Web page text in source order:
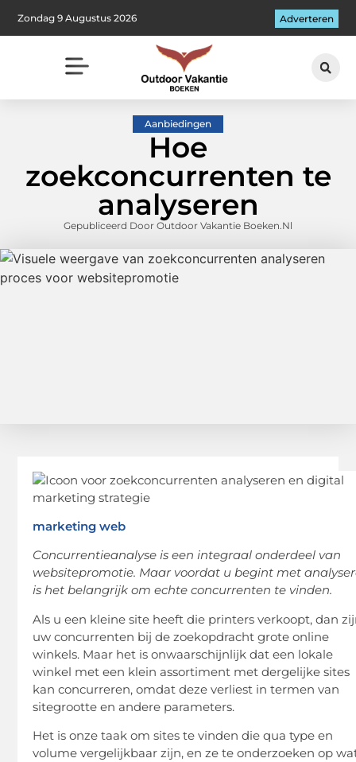
Zondag 9 Augustus 2026 Adverteren
Aanbiedingen
Hoe
zoekconcurrenten te
analyseren
Gepubliceerd Door Outdoor Vakantie Boeken.nl
marketing web
Concurrentieanalyse is een integraal onderdeel van
websitepromotie. Maar voordat u begint met
is het belangrijk om echte concurrenten te vinden.
Als u een kleine site heeft die printers verkoopt, dan
uw concurrenten bij de zoekopdracht grote online
winkels. Maar het is onwaarschijnlijk dat een lokale
winkel met een klein assortiment met dergelijke sites
kan concurreren, omdat deze verliest in termen van
sitegrootte en andere parameters.
Het is onze taak om sites te vinden die qua type en
volume vergelijkbaar zijn, en ze te onderzoeken op